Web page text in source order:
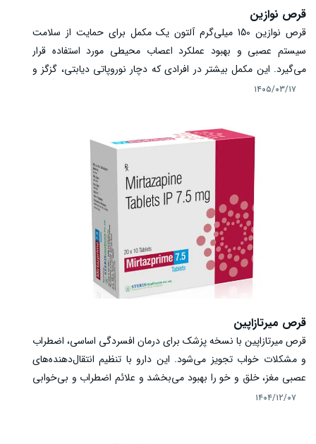
قرص نوازین
قرص نوازین 150 میلی‌گرم آلتون یک مکمل برای حمایت از سلامت
سیستم عصبی و بهبود عملکرد اعصاب محیطی مورد استفاده قرار
می‌گیرد. این مکمل بیشتر در افرادی که دچار نوروپاتی دیابتی، گزگز و
۱۴۰۵/۰۳/۱۷
قرص میرتازاپین
قرص میرتازاپین با نسخه پزشک برای درمان افسردگی اساسی، اضطراب
و مشکلات خواب تجویز می‌شود. این دارو با تنظیم انتقال‌دهنده‌های
عصبی مغز، خلق و خو را بهبود می‌بخشد و علائم اضطراب و بی‌خوابی
را کاهش می‌دهد. مصرف صحیح، رعایت دوز و زمان‌بندی و آگاهی از
۱۴۰۴/۱۲/۰۷